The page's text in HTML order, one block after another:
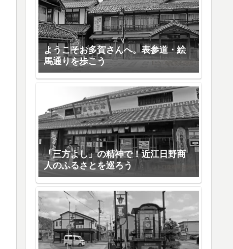
ようこそお多賀さんへ。表参道・絵
馬通りを歩こう
「三方よし」の精神で！近江日野商
人のふるさとを巡ろう